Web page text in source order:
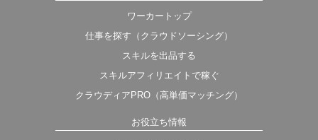
ワーカートップ
仕事を探す（クラウドソーシング）
スキルを出品する
スキルアフィリエイトで稼ぐ
クラウディアPRO（高単価マッチング）
お役立ち情報